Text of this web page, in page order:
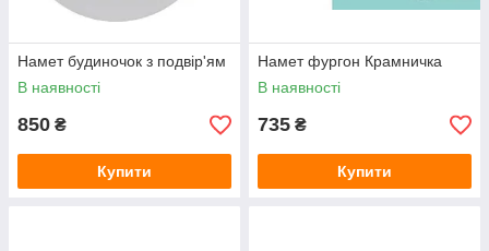
Намет будиночок з подвір'ям
В наявності
850 ₴
Купити
Намет фургон Крамничка
В наявності
735 ₴
Купити